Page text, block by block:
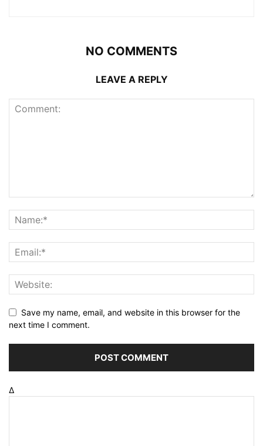
NO COMMENTS
LEAVE A REPLY
Save my name, email, and website in this browser for the
next time I comment.
Δ